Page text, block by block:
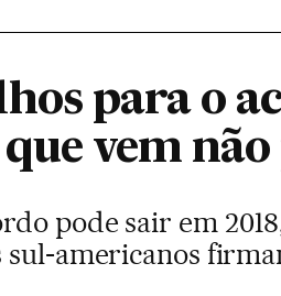
para o
vem não
pode sair em
sul-americanos